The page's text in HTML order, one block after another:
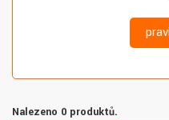
Nalezeno 0 produktů.